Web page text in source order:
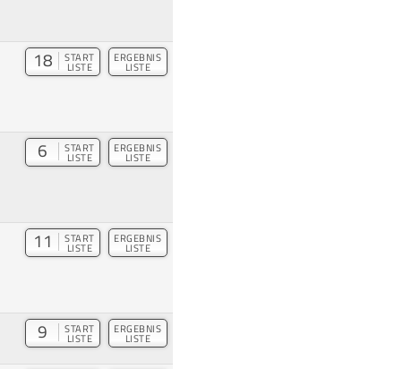
18 START
LISTE
ERGEBNIS
LISTE
6 START
LISTE
ERGEBNIS
LISTE
11 START
LISTE
ERGEBNIS
LISTE
9 START
LISTE
ERGEBNIS
LISTE